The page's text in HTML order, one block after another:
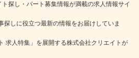
探し・パート募集情報が満載の求人情報サイ
探しに役立つ最新の情報をお届けしていま
求人特集」を展開する株式会社クリエイトが